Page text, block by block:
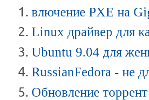
влючение PXE на
Linux драйвер для
Ubuntu 9.04 для
RussianFedora - не
Обновление